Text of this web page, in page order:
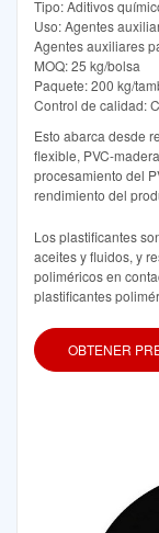
Tipo: Aditivos
Uso: Agentes
Agentes auxiliares
MOQ: 25 kg/bolsa
Paquete: 200 kg/
Control de calidad:
Esto abarca desde
flexible, PVC-
procesamiento del
rendimiento del
Los plastificantes
aceites y fluidos, y
poliméricos en
plastificantes
OBTENER